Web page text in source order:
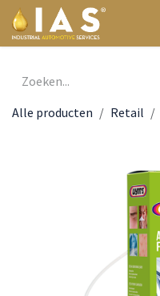
Overslaan naar inhoud
Alle producten Retail